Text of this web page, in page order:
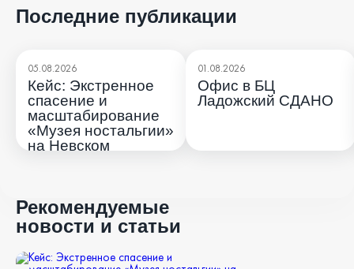
Последние публикации
05.08.2026
Кейс: Экстренное
спасение и
масштабирование
«Музея ностальгии»
на Невском
01.08.2026
Офис в БЦ
Ладожский СДАНО
Рекомендуемые
новости и статьи